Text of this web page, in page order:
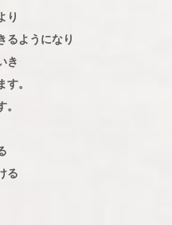
り
るようになり
き
。
る